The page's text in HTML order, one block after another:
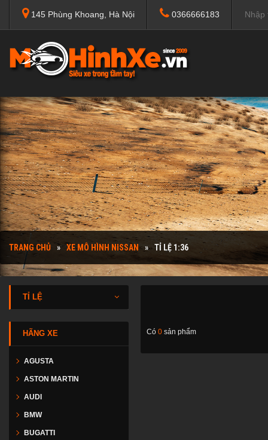
145 Phùng Khoang, Hà Nội 0366666183
TRANG CHỦ XE MÔ HÌNH NISSAN TỈ LỆ 1:36
TỈ LỆ
HÃNG XE
AGUSTA
ASTON MARTIN
AUDI
BMW
BUGATTI
Có 0 sản phẩm